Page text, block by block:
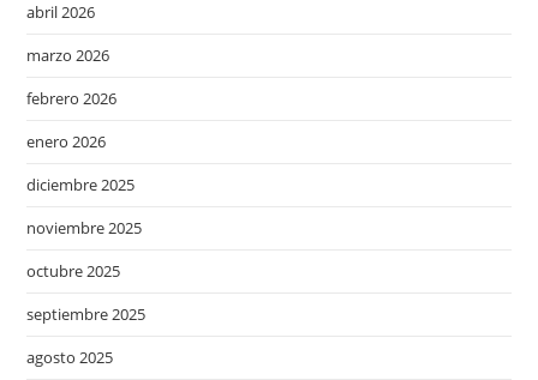
abril 2026
marzo 2026
febrero 2026
enero 2026
diciembre 2025
noviembre 2025
octubre 2025
septiembre 2025
agosto 2025